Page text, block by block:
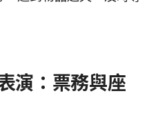
演：票務與座